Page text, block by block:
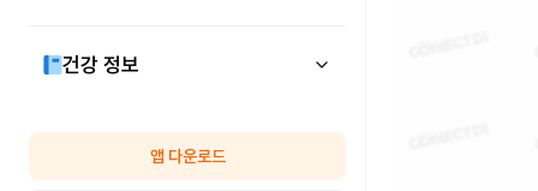
건강 정보
앱 다운로드